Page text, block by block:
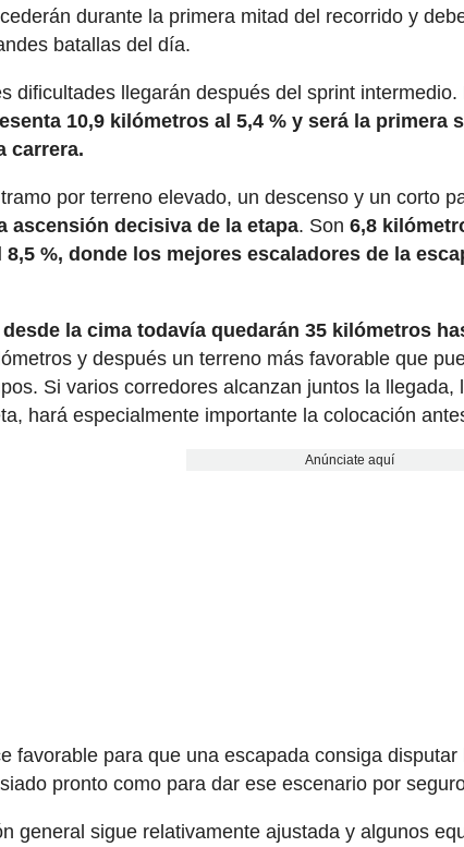
durante la primera mitad del recorrido y
batallas del día.
dificultades llegarán después del sprint intermedio.
10,9 kilómetros al 5,4 % y será la primera
carrera.
por terreno elevado, un descenso y un corto
ascensión decisiva de la etapa. Son6,8
%, donde los mejores escaladores de la
desde la cima todavía quedarán 35 kilómetros
y después un terreno más favorable que
Si varios corredores alcanzan juntos la
hará especialmente importante la colocación
Anúnciate aquí
favorable para que una escapada consiga
pronto como para dar ese escenario por
general sigue relativamente ajustada y algunos